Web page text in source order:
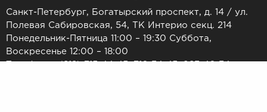
Санкт-Петербург, Богатырский проспект, д. 14 / ул.
Полевая Сабировская, 54, ТК Интерио секц. 214
Понедельник-Пятница 11:00 – 19:30 Суббота,
Воскресенье 12:00 – 18:00